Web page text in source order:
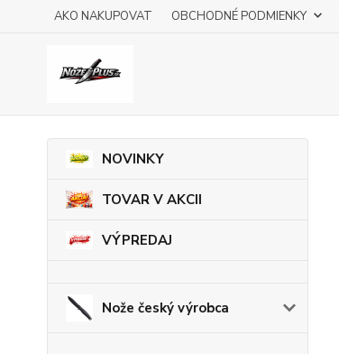
AKO NAKUPOVAT OBCHODNÉ PODMIENKY
NOVINKY
TOVAR V AKCII
VÝPREDAJ
Nože český výrobca